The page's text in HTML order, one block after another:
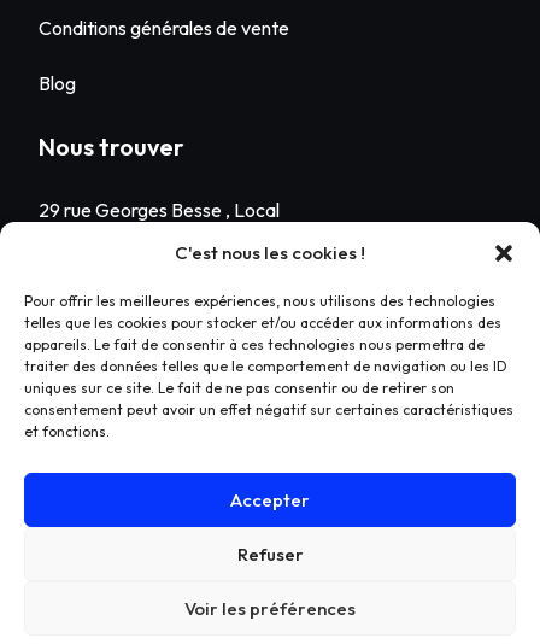
C'est nous les cookies !
Pour offrir les meilleures expériences, nous utilisons des technologies
telles que les cookies pour stocker et/ou accéder aux informations des
appareils. Le fait de consentir à ces technologies nous permettra de
traiter des données telles que le comportement de navigation ou les ID
uniques sur ce site. Le fait de ne pas consentir ou de retirer son
consentement peut avoir un effet négatif sur certaines caractéristiques
et fonctions.
Accepter
Refuser
Voir les préférences
Conditions générales de vente
Blog
Nous trouver
29 rue Georges Besse , Local
+33 6 59 05 42 62
Lun – ven. 8h30/12h30 –
13h30/18h
Sam. sur rendez-vous